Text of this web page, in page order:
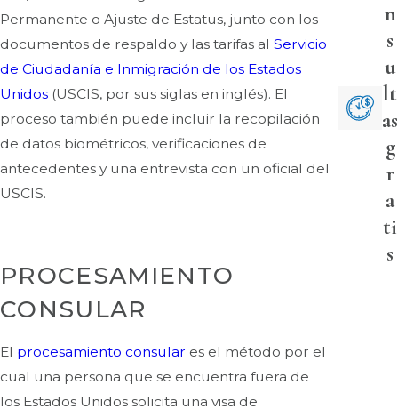
Permanente o Ajuste de Estatus, junto con los
documentos de respaldo y las tarifas al Servicio
de Ciudadanía e Inmigración de los Estados
Unidos (USCIS, por sus siglas en inglés). El
proceso también puede incluir la recopilación
de datos biométricos, verificaciones de
antecedentes y una entrevista con un oficial del
USCIS.
PROCESAMIENTO
CONSULAR
El procesamiento consular es el método por el
cual una persona que se encuentra fuera de
los Estados Unidos solicita una visa de
n
s
u
lt
as
g
r
a
ti
s